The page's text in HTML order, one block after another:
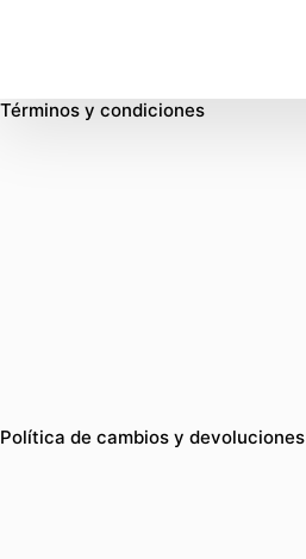
Términos y condiciones
Política de cambios y devoluciones